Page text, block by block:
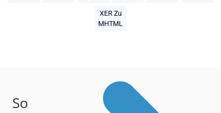
XER Zu
MHTML
So